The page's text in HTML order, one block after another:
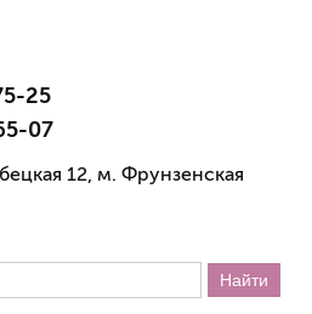
25
07
12, м. Фрунзенская